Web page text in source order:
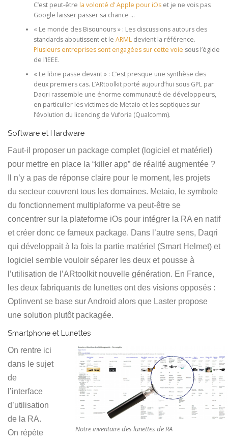
C’est peut-être la volonté d’ Apple pour iOset je ne vois pas
Google laisser passer sa chance …
« Le monde des Bisounours » : Les discussions autours des
standards aboutissent et le ARMLdevient la référence.
Plusieurs entreprises sont engagées sur cette voie sous l’égide
de l’IEEE.
« Le libre passe devant » : C’est presque une synthèse des
deux premiers cas. L’ARtoolkit porté aujourd’hui sous GPL par
Daqri rassemble une énorme communauté de développeurs,
en particulier les victimes de Metaio et les septiques sur
l’évolution du licencing de Vuforia (Qualcomm).
Software et Hardware
Faut-il proposer un package complet (logiciel et matériel)
pour mettre en place la “killer app” de réalité augmentée ?
Il n’y a pas de réponse claire pour le moment, les projets
du secteur couvrent tous les domaines. Metaio, le symbole
du fonctionnement multiplaforme va peut-être se
concentrer sur la plateforme iOs pour intégrer la RA en natif
et créer donc ce fameux package. Dans l’autre sens, Daqri
qui développait à la fois la partie matériel (Smart Helmet) et
logiciel semble vouloir séparer les deux et pousse à
l’utilisation de l’ARtoolkit nouvelle génération. En France,
les deux fabriquants de lunettes ont des visions opposés :
Optinvent se base sur Android alors que Laster propose
une solution plutôt packagée.
Smartphone et Lunettes
Notre inventaire des lunettes de RA
On rentre ici
dans le sujet
de
l’interface
d’utilisation
de la RA.
On répète